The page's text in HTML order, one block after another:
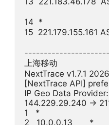
14  *
15  221.179.155.161
上海移动
NextTrace v1.7.1
[NextTrace API]
IP Geo Data
144.229.29.240 ->
1   *
2   10.0.0.13       *